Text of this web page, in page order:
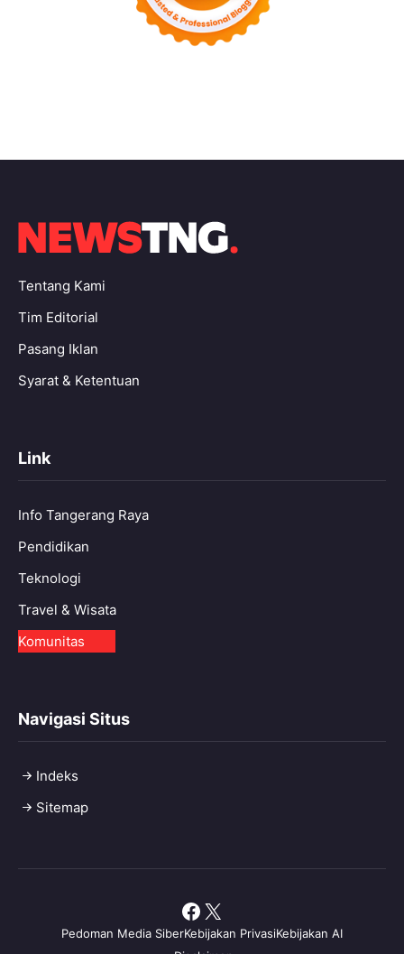
Tentang Kami
Tim Editorial
Pasang Iklan
Syarat & Ketentuan
Link
Info Tangerang Raya
Pendidikan
Teknologi
Travel & Wisata
Komunitas
Navigasi Situs
Indeks
Sitemap
Pedoman Media SiberKebijakan PrivasiKebijakan AI
Facebook
X